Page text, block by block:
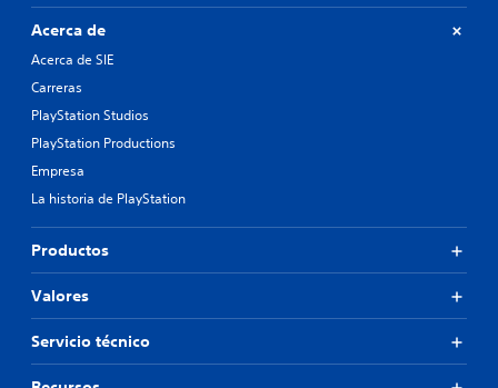
Acerca de
Acerca de SIE
Carreras
PlayStation Studios
PlayStation Productions
Empresa
La historia de PlayStation
Productos
Valores
Servicio técnico